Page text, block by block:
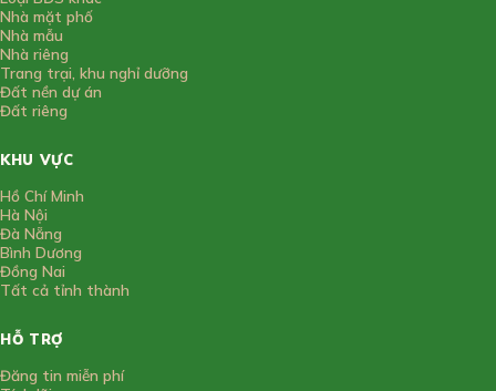
Nhà mặt phố
Nhà mẫu
Nhà riêng
Trang trại, khu nghỉ dưỡng
Đất nền dự án
Đất riêng
KHU VỰC
Hồ Chí Minh
Hà Nội
Đà Nẵng
Bình Dương
Đồng Nai
Tất cả tỉnh thành
HỖ TRỢ
Đăng tin miễn phí